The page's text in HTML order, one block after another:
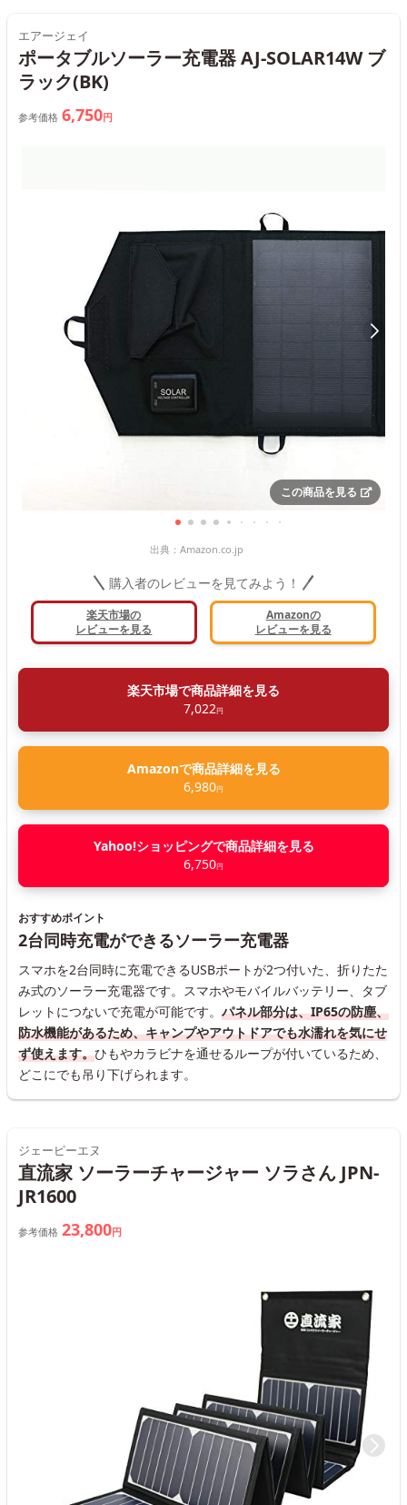
エアージェイ
ポータブルソーラー充電器 AJ-SOLAR14W ブ
ラック(BK)
参考価格 6,750円
この商品を見る
出典： Amazon.co.jp
購入者のレビューを見てみよう！
楽天市場の
レビューを見る
Amazonの
レビューを見る
楽天市場で商品詳細を見る
7,022円
Amazonで商品詳細を見る
6,980円
Yahoo!ショッピングで商品詳細を見る
6,750円
おすすめポイント
2台同時充電ができるソーラー充電器
スマホを2台同時に充電できるUSBポートが2つ付いた、折りたた
み式のソーラー充電器です。スマホやモバイルバッテリー、タブ
レットにつないで充電が可能です。 パネル部分は、IP65の防塵、
防水機能があるため、キャンプやアウトドアでも水濡れを気にせ
ず使えます。ひもやカラビナを通せるループが付いているため、
どこにでも吊り下げられます。
ジェーピーエヌ
直流家 ソーラーチャージャー ソラさん JPN-
JR1600
参考価格 23,800円